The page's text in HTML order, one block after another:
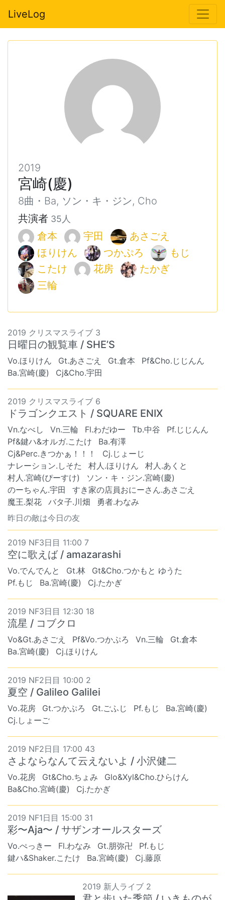
LiveLog
2019
宮崎(慶)
8曲・Ba, ソン・キ・ジン, Cho
共演者 35人
倉本 宇田
あさごえ
ほりけん
つかぷろ
もじ
こたけ
花房
たかぎ
三輪
2019 クリスマスライブ 3
日曜日の観覧車 / SHE’S
Vo.ほりけん Gt.あさごえ Gt.倉本
Pf&Cho.じじんん
Ba.宮崎(慶)
Cj&Cho.宇田
2019 クリスマスライブ 6
ドラゴンクエスト / SQUARE ENIX
Vn.なべし Vn.三輪 Fl.わだゆー Tb.中谷
Pf.じじんん
Pf&鍵ハ&オルガ.こたけ
Ba.有澤
Cj&Perc.きつかぁ！！！
Cj.じょーじ
ナレーション.しそた
村人.ほりけん
村人.あくと
村人.宮崎(ぴーすけ)
ソン・キ・ジン.宮崎(慶)
のーちゃん.宇田
すき家の店員おにーさん.あさごえ
魔王.梨花
バタ子.川畑
勇者.わなみ
昨日の敵は今日の友
2019 NF3日目 11:00 7
空に歌えば / amazarashi
Vo.でんでんと Gt.林
Gt&Cho.つかもと ゆうた
Pf.もじ
Ba.宮崎(慶) Cj.たかぎ
2019 NF3日目 12:30 18
流星 / コブクロ
Vo&Gt.あさごえ Pf&Vo.つかぷろ Vn.三輪
Gt.倉本
Ba.宮崎(慶)
Cj.ほりけん
2019 NF2日目 10:00 2
夏空 / Galileo Galilei
Vo.花房 Gt.つかぷろ Gt.ごふじ Pf.もじ
Ba.宮崎(慶)
Cj.しょーご
2019 NF2日目 17:00 43
さよならなんて云えないよ / 小沢健二
Vo.花房 Gt&Cho.ちょみ
Glo&Xyl&Cho.ひらけん
Ba&Cho.宮崎(慶)
Cj.たかぎ
2019 NF1日目 15:00 31
彩〜Aja〜 / サザンオールスターズ
Vo.ぺっきー Fl.わなみ Gt.朋弥卍
Pf.もじ
鍵ハ&Shaker.こたけ
Ba.宮崎(慶) Cj.藤原
2019 新人ライブ 2